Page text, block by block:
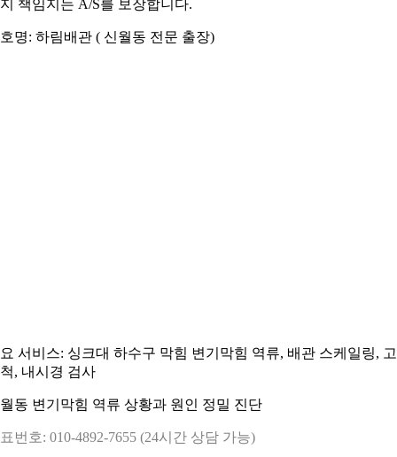
책임지는 A/S를 보장합니다.
명: 하림배관 ( 신월동 전문 출장)
서비스: 싱크대 하수구 막힘 변기막힘 역류, 배관 스케일링,
, 내시경 검사
동 변기막힘 역류 상황과 원인 정밀 진단
번호: 010-4892-7655 (24시간 상담 가능)